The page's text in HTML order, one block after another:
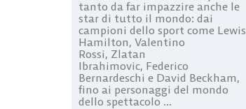
tanto da far impazzire anche le
star di tutto il mondo: dai
campioni dello sport come Lewis
Hamilton, Valentino
Rossi, Zlatan
Ibrahimovic, Federico
Bernardeschi e David Beckham,
fino ai personaggi del mondo
dello spettacolo ...